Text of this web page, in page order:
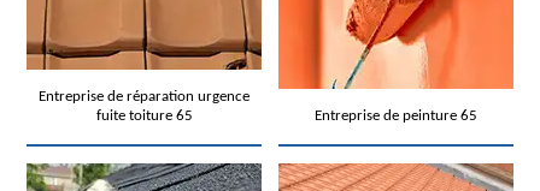
Entreprise de réparation urgence
fuite toiture 65
Entreprise de peinture 65